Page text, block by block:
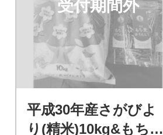
受付期間外
平成30年産さがびよ
り(精米)10kg&もち麦